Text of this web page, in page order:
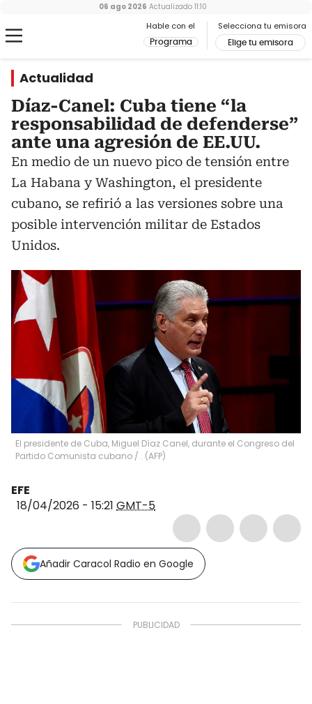
Hable con el
Programa
Selecciona tu emisora
Elige tu emisora
06 ago 2026 Actualizado 11:10
Actualidad
Díaz-Canel: Cuba tiene “la
responsabilidad de defenderse”
ante una agresión de EE.UU.
En medio de un nuevo pico de tensión entre
La Habana y Washington, el presidente
cubano, se refirió a las versiones sobre una
posible intervención militar de Estados
Unidos.
El presidente de Cuba, Miguel Díaz Canel, durante el Congreso del
Partido Comunista cubano / . (AFP)
EFE
18/04/2026 - 15:21 GMT-5
Añadir Caracol Radio en Google